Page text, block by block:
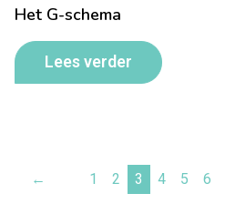
Het G-schema
Lees verder
← 1 2 3 4 5 6